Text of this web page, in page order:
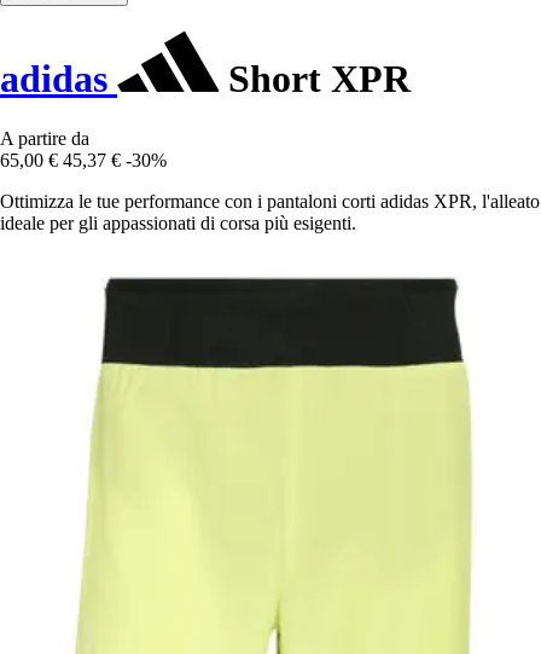
adidas Short XPR
A partire da
65,00 € 45,37 € -30%
Ottimizza le tue performance con i pantaloni corti adidas XPR, l'alleato
ideale per gli appassionati di corsa più esigenti.